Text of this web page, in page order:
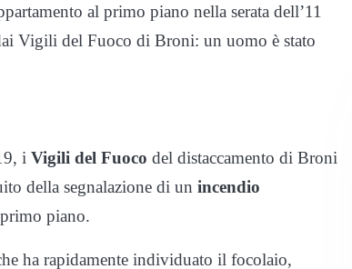
al primo piano nella serata dell’11
Vigili del Fuoco di Broni: un uomo è stato
i Vigili del Fuoco del distaccamento di Broni
della segnalazione di un incendio
piano.
ha rapidamente individuato il focolaio,